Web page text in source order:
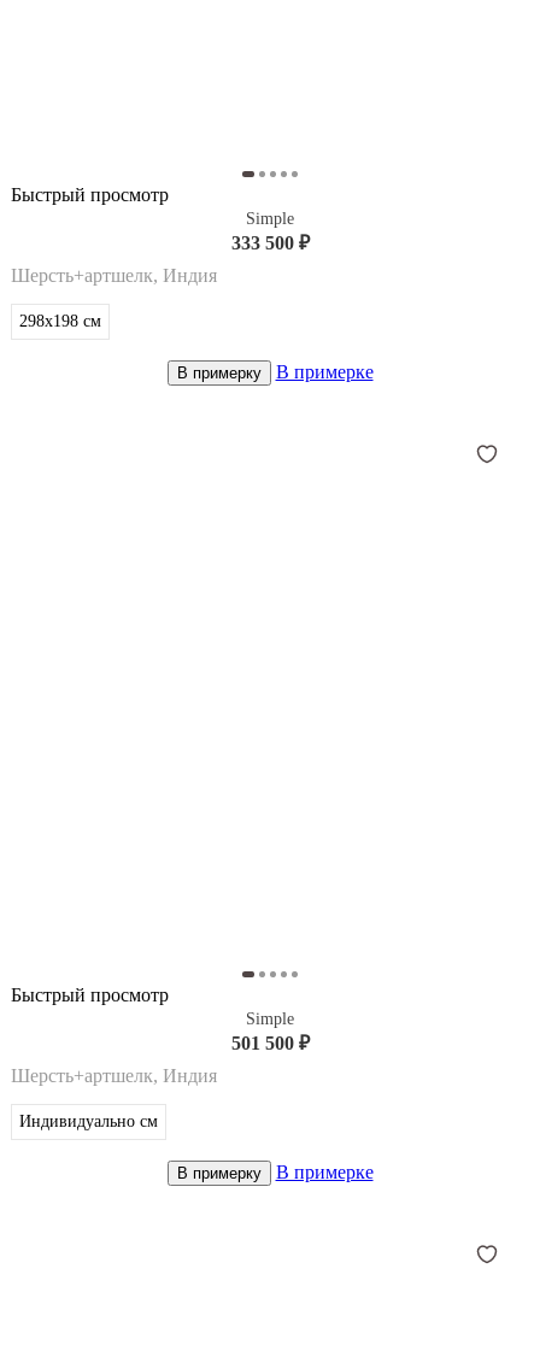
Быстрый просмотр
Simple
333 500 ₽
Шерсть+артшелк, Индия
298x198 см
В примерку В примерке
Быстрый просмотр
Simple
501 500 ₽
Шерсть+артшелк, Индия
Индивидуально см
В примерку В примерке